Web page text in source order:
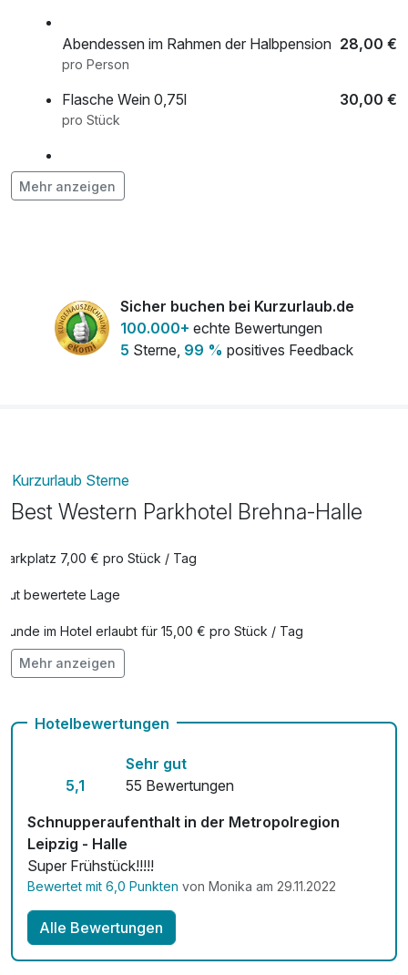
Abendessen im Rahmen der Halbpension 28,00 €
pro Person
Flasche Wein 0,75l 30,00 €
pro Stück
frischer Strauß Blumen auf dem Zimmer
pro Stück
pro Zimmer
Mehr anzeigen
Sicher buchen bei Kurzurlaub.de
100.000+ echte Bewertungen
5 Sterne, 99 % positives Feedback
Kurzurlaub Sterne
Best Western Parkhotel Brehna-Halle
Parkplatz 7,00 € pro Stück / Tag
Gut bewertete Lage
Hunde im Hotel erlaubt für 15,00 € pro Stück / Tag
Auch vegetarische Speisen
Zimmerservice verfügbar
Mit Hotelbar
Mehr anzeigen
Hotelbewertungen
5,1
Sehr gut
55 Bewertungen
Schnupperaufenthalt in der Metropolregion
Leipzig - Halle
Super Frühstück!!!!!
Bewertet mit 6,0 Punkten von Monika am 29.11.2022
Alle Bewertungen